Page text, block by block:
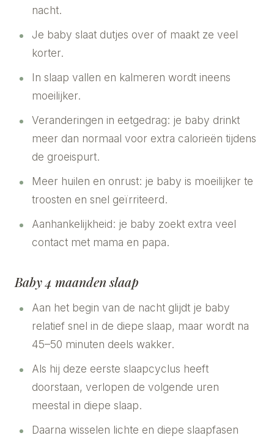
nacht.
Je baby slaat dutjes over of maakt ze veel
korter.
In slaap vallen en kalmeren wordt ineens
moeilijker.
Veranderingen in eetgedrag: je baby drinkt
meer dan normaal voor extra calorieën tijdens
de groeispurt.
Meer huilen en onrust: je baby is moeilijker te
troosten en snel geïrriteerd.
Aanhankelijkheid: je baby zoekt extra veel
contact met mama en papa.
Baby 4 maanden slaap
Aan het begin van de nacht glijdt je baby
relatief snel in de diepe slaap, maar wordt na
45–50 minuten deels wakker.
Als hij deze eerste slaapcyclus heeft
doorstaan, verlopen de volgende uren
meestal in diepe slaap.
Daarna wisselen lichte en diepe slaapfasen